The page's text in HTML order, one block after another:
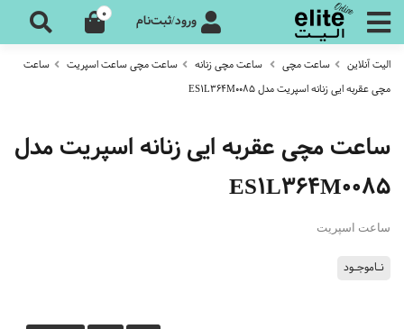
ورود/ثبت‌نام 0
الیت آنلاین ساعت مچی ساعت مچی زنانه ساعت مچی ساعت اسپریت
ساعت
مچی عقربه ایی زنانه اسپریت مدل ES1L364M0085
ساعت مچی عقربه ایی زنانه اسپریت مدل
ES1L364M0085
ساعت اسپریت
نـاموجـود